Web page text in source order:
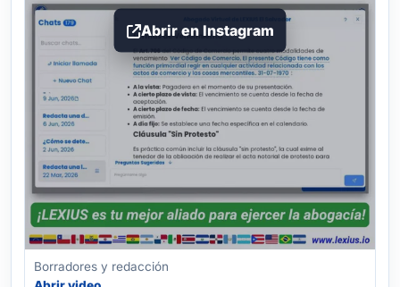
Abrir en Instagram
Borradores y redacción